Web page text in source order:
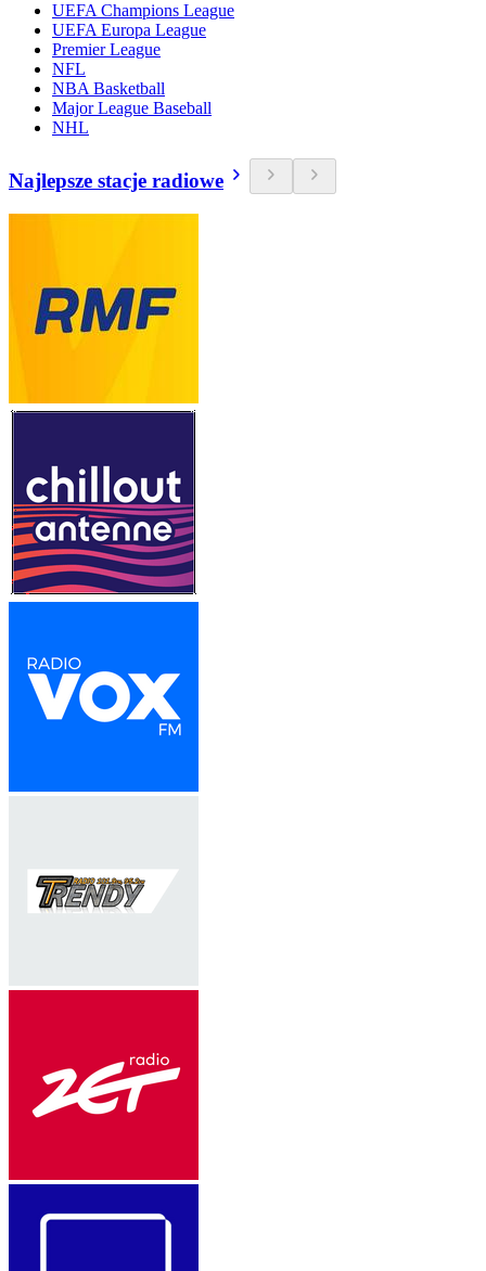
UEFA Champions League
UEFA Europa League
Premier League
NFL
NBA Basketball
Major League Baseball
NHL
Najlepsze stacje radiowe